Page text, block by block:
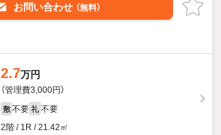
お問い合わせ （無料）
2.7万円
（管理費3,000円）
敷 不要 礼 不要
2階 / 1R / 21.42㎡